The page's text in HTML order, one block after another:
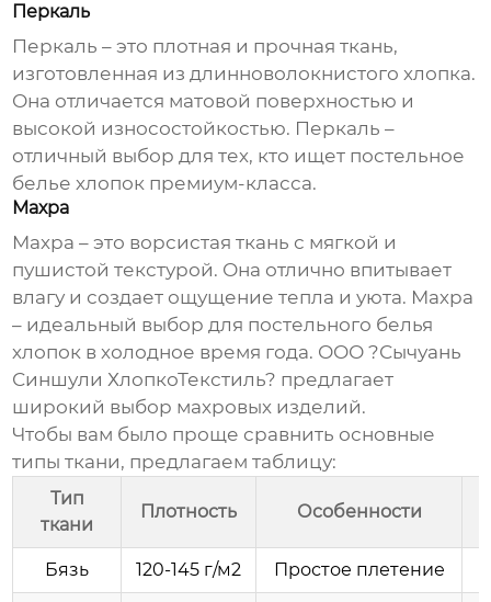
Перкаль
Перкаль – это плотная и прочная ткань,
изготовленная из длинноволокнистого хлопка.
Она отличается матовой поверхностью и
высокой износостойкостью. Перкаль –
отличный выбор для тех, кто ищет постельное
белье хлопок премиум-класса.
Махра
Махра – это ворсистая ткань с мягкой и
пушистой текстурой. Она отлично впитывает
влагу и создает ощущение тепла и уюта. Махра
– идеальный выбор для постельного белья
хлопок в холодное время года. ООО ?Сычуань
Синшули ХлопкоТекстиль? предлагает
широкий выбор махровых изделий.
Чтобы вам было проще сравнить основные
типы ткани, предлагаем таблицу:
Тип
ткани
Плотность Особенности
Бязь 120-145 г/м2 Простое плетение